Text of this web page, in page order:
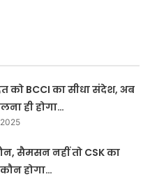
को BCCI का सीधा संदेश, अब
ही होगा…
सैमसन नहीं तो CSK का
होगा…